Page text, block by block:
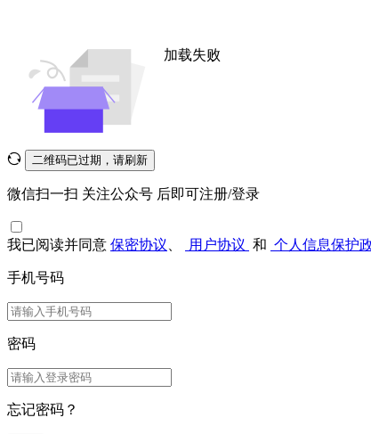
加载失败
二维码已过期，请刷新
微信扫一扫 关注公众号 后即可注册/登录
我已阅读并同意 保密协议 用户协议 和 个人信息保护
手机号码
密码
忘记密码？